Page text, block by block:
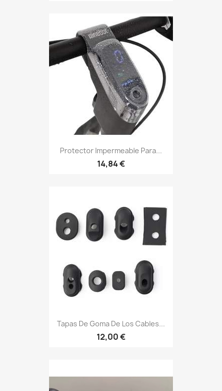
Protector Impermeable Para...
14,84 €
Tapas De Goma De Los Cables...
12,00 €